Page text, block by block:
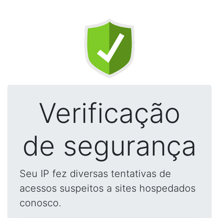
Verificação
de segurança
Seu IP fez diversas tentativas de
acessos suspeitos a sites hospedados
conosco.